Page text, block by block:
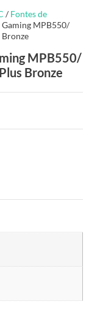
/ Fontes de
MPB550/
MPB550/
Bronze